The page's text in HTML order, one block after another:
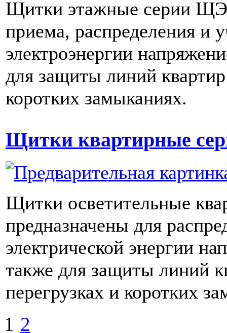
Щитки этажные серии ЩЭ
приема, распределения и
электроэнергии
для защиты линий
коротких замыканиях.
Щитки квартирные
Щитки осветительные
предназначены для
электрической энергии
также для защиты линий
перегрузках и коротких
1 2